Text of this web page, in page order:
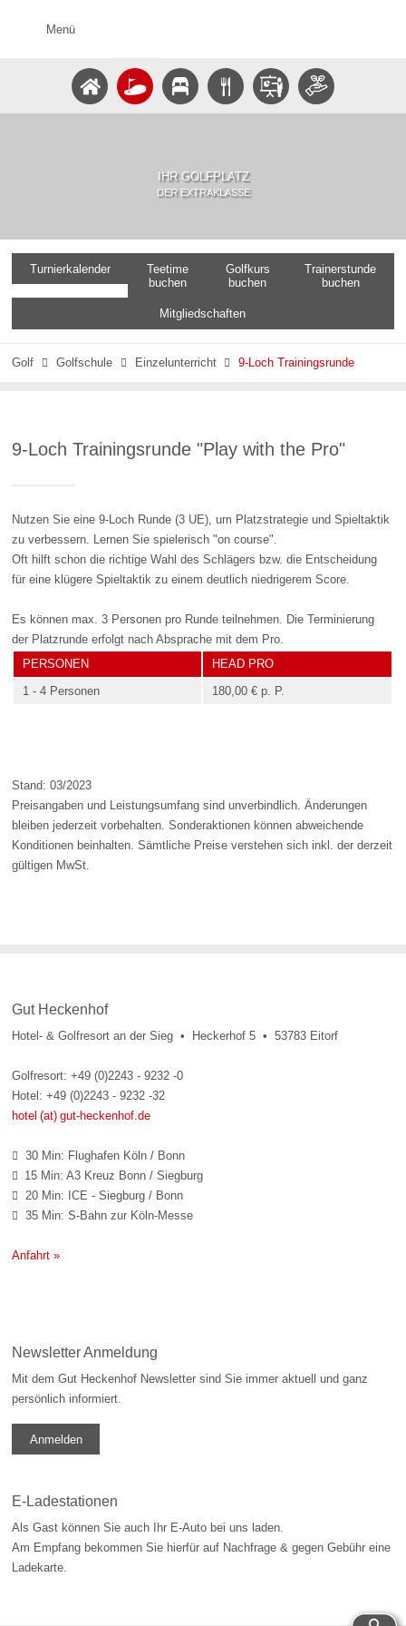
Menü
IHR GOLFPLATZ
DER EXTRAKLASSE
Turnierkalender
Teetime
buchen
Golfkurs
buchen
Trainerstunde
buchen
Mitgliedschaften
Golf  Golfschule  Einzelunterricht  9-Loch Trainingsrunde
9-Loch Trainingsrunde "Play with the Pro"
Nutzen Sie eine 9-Loch Runde (3 UE), um Platzstrategie und Spieltaktik
zu verbessern. Lernen Sie spielerisch "on course".
Oft hilft schon die richtige Wahl des Schlägers bzw. die Entscheidung
für eine klügere Spieltaktik zu einem deutlich niedrigerem Score.
Es können max. 3 Personen pro Runde teilnehmen. Die Terminierung
der Platzrunde erfolgt nach Absprache mit dem Pro.
PERSONEN
HEAD PRO
1 - 4 Personen
180,00 € p. P.
Stand: 03/2023
Preisangaben und Leistungsumfang sind unverbindlich. Änderungen
bleiben jederzeit vorbehalten. Sonderaktionen können abweichende
Konditionen beinhalten. Sämtliche Preise verstehen sich inkl. der derzeit
gültigen MwSt.
Gut Heckenhof
Hotel- & Golfresort an der Sieg • Heckerhof 5 • 53783 Eitorf
Golfresort: +49 (0)2243 - 9232 -0
Hotel: +49 (0)2243 - 9232 -32
hotel (at) gut-heckenhof.de
 30 Min: Flughafen Köln / Bonn
 15 Min: A3 Kreuz Bonn / Siegburg
 20 Min: ICE - Siegburg / Bonn
 35 Min: S-Bahn zur Köln-Messe
Anfahrt »
Newsletter Anmeldung
Mit dem Gut Heckenhof Newsletter sind Sie immer aktuell und ganz
persönlich informiert.
Anmelden
E-Ladestationen
Als Gast können Sie auch Ihr E-Auto bei uns laden.
Am Empfang bekommen Sie hierfür auf Nachfrage & gegen Gebühr eine
Ladekarte.